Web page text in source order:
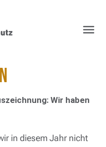
–
Wir haben
in diesem Jahr nicht